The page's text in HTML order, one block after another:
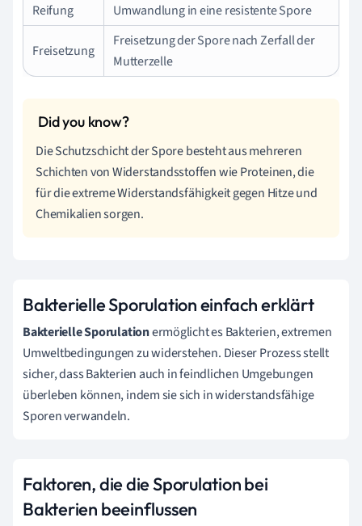
Reifung
Umwandlung in eine resistente Spore
Freisetzung
Freisetzung der Spore nach Zerfall der
Mutterzelle
Die Schutzschicht der Spore besteht aus mehreren
Schichten von Widerstandsstoffen wie Proteinen, die
für die extreme Widerstandsfähigkeit gegen Hitze und
Chemikalien sorgen.
Bakterielle Sporulation einfach erklärt
Bakterielle Sporulationermöglicht es Bakterien, extremen
Umweltbedingungen zu widerstehen. Dieser Prozess stellt
sicher, dass Bakterien auch in feindlichen Umgebungen
überleben können, indem sie sich in widerstandsfähige
Sporen verwandeln.
Faktoren, die die Sporulation bei
Bakterien beeinflussen